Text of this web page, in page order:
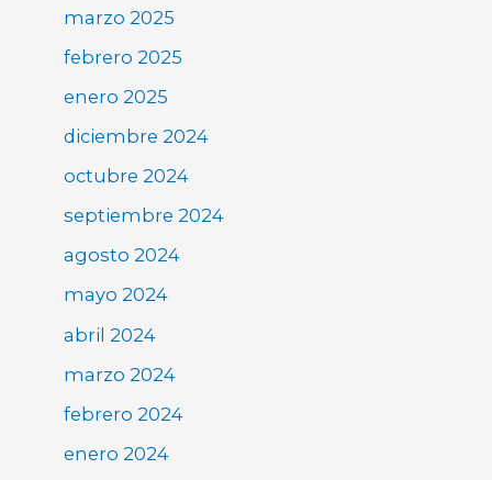
marzo 2025
febrero 2025
enero 2025
diciembre 2024
octubre 2024
septiembre 2024
agosto 2024
mayo 2024
abril 2024
marzo 2024
febrero 2024
enero 2024